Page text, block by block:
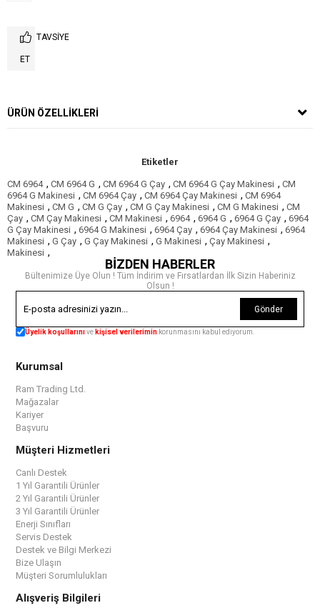
TAVSIYE
ET
ÜRÜN ÖZELLIKLERI
Etiketler
CM 6964 , CM 6964 G , CM 6964 G Çay , CM 6964 G Çay Makinesi , CM
6964 G Makinesi , CM 6964 Çay , CM 6964 Çay Makinesi , CM 6964
Makinesi , CM G , CM G Çay , CM G Çay Makinesi , CM G Makinesi , CM
Çay , CM Çay Makinesi , CM Makinesi , 6964 , 6964 G , 6964 G Çay , 6964
G Çay Makinesi , 6964 G Makinesi , 6964 Çay , 6964 Çay Makinesi , 6964
Makinesi , G Çay , G Çay Makinesi , G Makinesi , Çay Makinesi ,
Makinesi ,
BİZDEN HABERLER
Bültenimize Üye Olun ! Tüm İndirim ve Fırsatlardan İlk Sizin Haberiniz
Olsun !
Gönder
Üyelik koşullarınıve kişisel verilerimin korunmasını kabul ediyorum.
Kurumsal
Ram Trading Ltd.
Mağazalar
Kariyer
Başvuru
Müşteri Hizmetleri
Canlı Destek
1 Yıl Garantili Ürünler
2 Yıl Garantili Ürünler
3 Yıl Garantili Ürünler
Enerji Sınıfları
Servis Destek
Destek ve Bilgi Merkezi
Bize Ulaşın
Müşteri Sorumlulukları
Alışveriş Bilgileri